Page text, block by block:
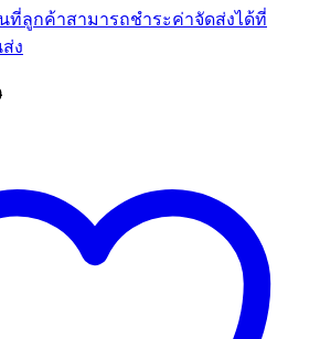
ที่ลูกค้าสามารถชำระค่าจัดส่งได้ที่
ง